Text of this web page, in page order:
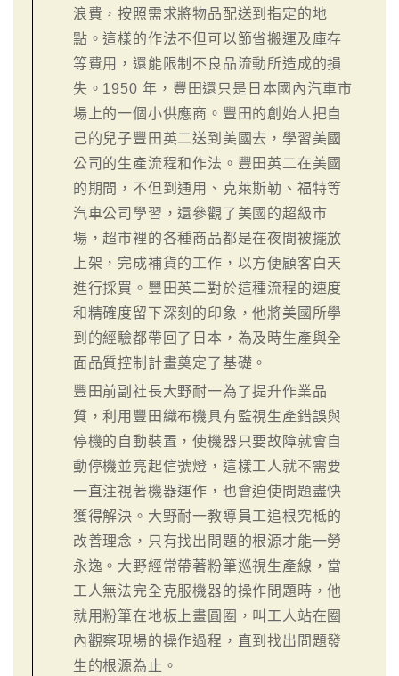
浪費，按照需求將物品配送到指定的地
點。這樣的作法不但可以節省搬運及庫存
等費用，還能限制不良品流動所造成的損
失。1950 年，豐田還只是日本國內汽車市
場上的一個小供應商。豐田的創始人把自
己的兒子豐田英二送到美國去，學習美國
公司的生產流程和作法。豐田英二在美國
的期間，不但到通用、克萊斯勒、福特等
汽車公司學習，還參觀了美國的超級市
場，超市裡的各種商品都是在夜間被擺放
上架，完成補貨的工作，以方便顧客白天
進行採買。豐田英二對於這種流程的速度
和精確度留下深刻的印象，他將美國所學
到的經驗都帶回了日本，為及時生產與全
面品質控制計畫奠定了基礎。
豐田前副社長大野耐一為了提升作業品
質，利用豐田織布機具有監視生產錯誤與
停機的自動裝置，使機器只要故障就會自
動停機並亮起信號燈，這樣工人就不需要
一直注視著機器運作，也會迫使問題盡快
獲得解決。大野耐一教導員工追根究柢的
改善理念，只有找出問題的根源才能一勞
永逸。大野經常帶著粉筆巡視生產線，當
工人無法完全克服機器的操作問題時，他
就用粉筆在地板上畫圓圈，叫工人站在圈
內觀察現場的操作過程，直到找出問題發
生的根源為止。